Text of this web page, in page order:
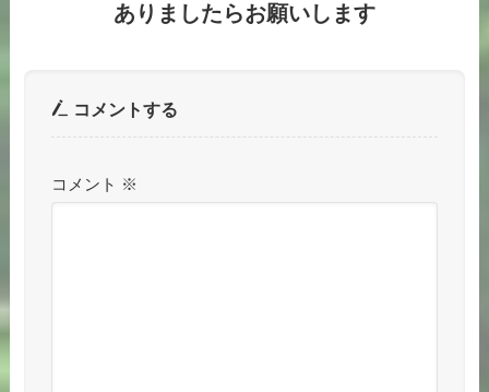
ありましたらお願いします
コメントする
コメント ※